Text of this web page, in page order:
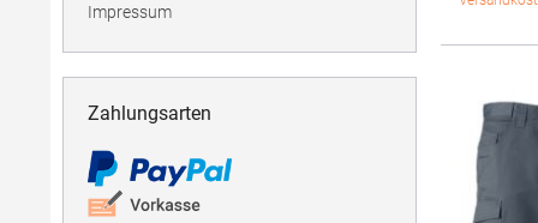
Impressum
Zahlungsarten